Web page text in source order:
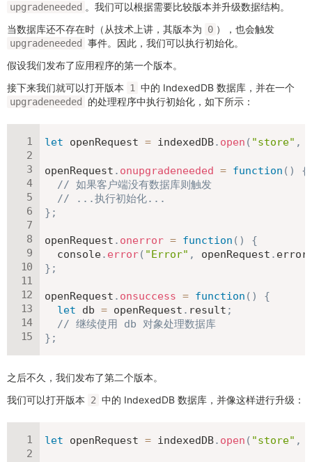
upgradeneeded 。我们可以根据需要比较版本并升级数据结构。
当数据库还不存在时（从技术上讲，其版本为
0 ），也会触发
upgradeneeded
事件。因此，我们可以执行初始化。
假设我们发布了应用程序的第一个版本。
接下来我们就可以打开版本
1 中的 IndexedDB 数据库，并在一个
upgradeneeded 的处理程序中执行初始化，如下所示：
let openRequest = indexedDB. open ( "store" ,
openRequest . onupgradeneeded = function ( )
{
// 如果客户端没有数据库则触发
// ...执行初始化...
} ;
openRequest . onerror = function ( )
{
  console
. error( "Error" , openRequest . error
} ;
openRequest . onsuccess = function ( )
{
let db = openRequest . result ;
// 继续使用 db 对象处理数据库
} ;
之后不久，我们发布了第二个版本。
我们可以打开版本
2 中的 IndexedDB 数据库，并像这样进行升级：
let openRequest = indexedDB. open ( "store" ,